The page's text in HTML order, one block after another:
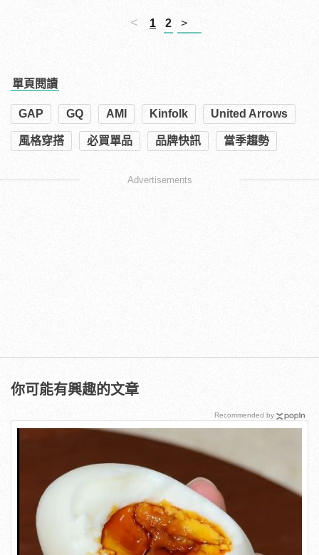
< 1 2 >
單頁閱讀
GAP GQ AMI Kinfolk United Arrows
風格穿搭 必買單品 品牌快訊 當季趨勢
Advertisements
你可能有興趣的文章
Recommended by